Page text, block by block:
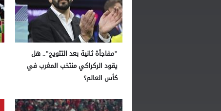
"مفاجأة ثانية بعد التتويج".. هل
يقود الركراكي منتخب المغرب في
كأس العالم؟